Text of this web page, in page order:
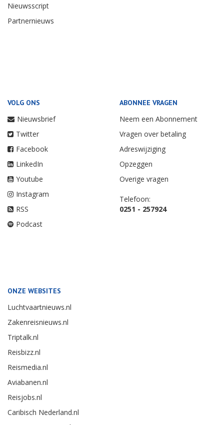
Nieuwsscript
Partnernieuws
VOLG ONS
Nieuwsbrief
Twitter
Facebook
LinkedIn
Youtube
Instagram
RSS
Podcast
ABONNEE VRAGEN
Neem een Abonnement
Vragen over betaling
Adreswijziging
Opzeggen
Overige vragen
Telefoon:
0251 - 257924
ONZE WEBSITES
Luchtvaartnieuws.nl
Zakenreisnieuws.nl
Triptalk.nl
Reisbizz.nl
Reismedia.nl
Aviabanen.nl
Reisjobs.nl
Caribisch Nederland.nl